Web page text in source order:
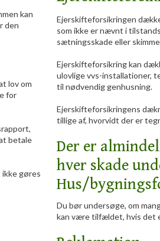
kan
den
lov om
for
betale
gøres
Ejerskifteforsikringen
som ikke er nævnt i
sætningsskade eller
Ejerskifteforsikring kan
ulovlige vvs-installationer,
til nødvendig genhusning.
Ejerskifteforsikringens
tillige af, hvorvidt der er
Der er
hver skade
Hus/
Du bør undersøge, om
kan være tilfældet, hvis det